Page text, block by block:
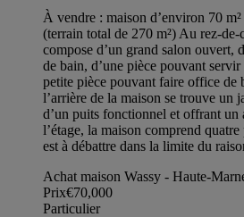
À vendre : maison d’environ 70
(terrain total de 270 m²) Au rez-de-
compose d’un grand salon ouvert,
de bain, d’une pièce pouvant
petite pièce pouvant faire office de
l’arrière de la maison se trouve un
d’un puits fonctionnel et offrant un
l’étage, la maison comprend
est à débattre dans la limite du
Achat maison Wassy - Haute-
Prix€70,000
Particulier